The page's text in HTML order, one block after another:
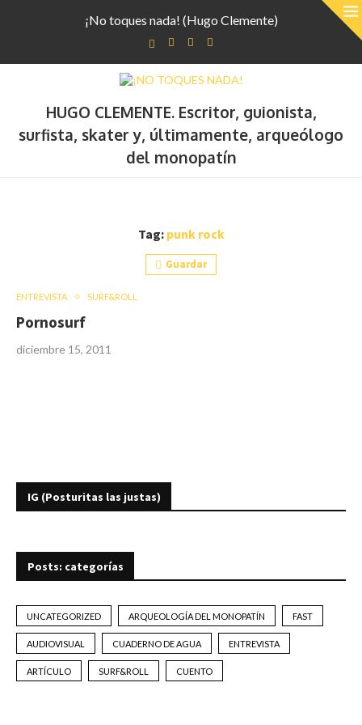
¡No toques nada! (Hugo Clemente)
HUGO CLEMENTE. Escritor, guionista,
surfista, skater y, últimamente, arqueólogo
del monopatín
Tag: punk rock
Guardar
ENTREVISTA SURF&ROLL
Pornosurf
diciembre 15, 2011
IG (Posturitas las justas)
Posts: categorías
UNCATEGORIZED ARQUEOLOGÍA DEL MONOPATÍN FAST
AUDIOVISUAL CUADERNO DE AGUA ENTREVISTA
ARTÍCULO SURF&ROLL CUENTO